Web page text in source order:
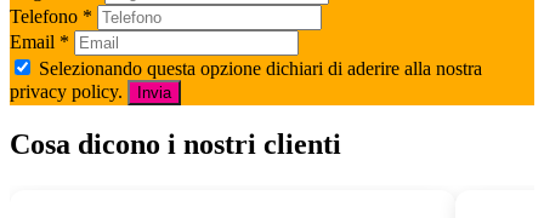
Telefono *
Email *
Selezionando questa opzione dichiari di aderire alla nostra
privacy policy.
Invia
Cosa dicono i nostri clienti